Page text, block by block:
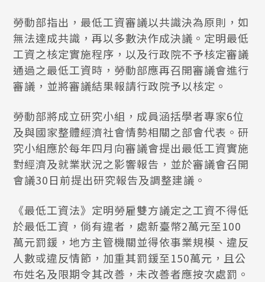
勞動部指出，最低工資審議以共識決為原則，如
無法達成共識，再以多數決作成決議。定明最低
工資之核定實施程序，以及行政院不予核定審議
通過之最低工資時，勞動部應再召開審議會進行
審議，並將審議結果報請行政院予以核定。
勞動部將成立研究小組，成員涵括學者專家6位
及與國家整體經濟社會情勢相關之部會代表。研
究小組應於每年四月向審議會提出最低工資實施
對經濟及就業狀況之影響報告，並於審議會召開
會議30日前提出研究報告及調整建議。
《最低工資法》定明勞雇雙方議定之工資不得低
於最低工資，倘有違者，處新臺幣2萬元至100
萬元罰鍰，地方主管機關並得依事業規模、違反
人數或違反情節，加重其罰鍰至150萬元，且公
布姓名及限期令其改善，未改善者應按次處罰。